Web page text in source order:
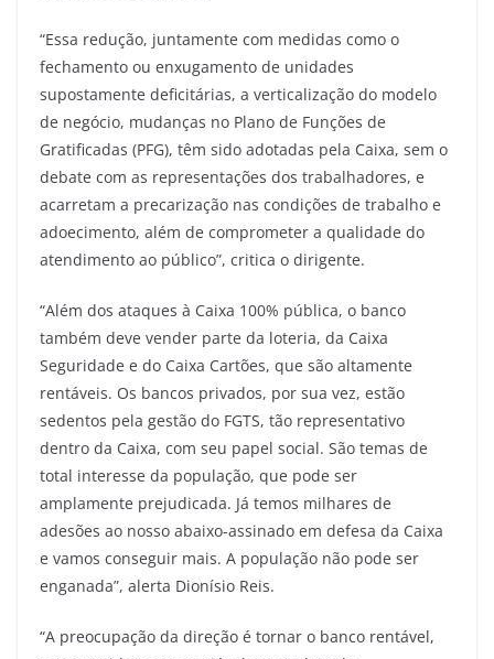
“Essa redução, juntamente com medidas como o
fechamento ou enxugamento de unidades
supostamente deficitárias, a verticalização do modelo
de negócio, mudanças no Plano de Funções de
Gratificadas (PFG), têm sido adotadas pela Caixa, sem o
debate com as representações dos trabalhadores, e
acarretam a precarização nas condições de trabalho e
adoecimento, além de comprometer a qualidade do
atendimento ao público”, critica o dirigente.
“Além dos ataques à Caixa 100% pública, o banco
também deve vender parte da loteria, da Caixa
Seguridade e do Caixa Cartões, que são altamente
rentáveis. Os bancos privados, por sua vez, estão
sedentos pela gestão do FGTS, tão representativo
dentro da Caixa, com seu papel social. São temas de
total interesse da população, que pode ser
amplamente prejudicada. Já temos milhares de
adesões ao nosso abaixo-assinado em defesa da Caixa
e vamos conseguir mais. A população não pode ser
enganada”, alerta Dionísio Reis.
“A preocupação da direção é tornar o banco rentável,